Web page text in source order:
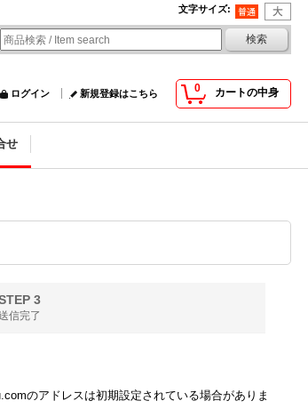
文字サイズ:
0 カートの中身
ログイン 新規登録はこちら
せ
3
信完了
のアドレスは初期設定されている場合がありま